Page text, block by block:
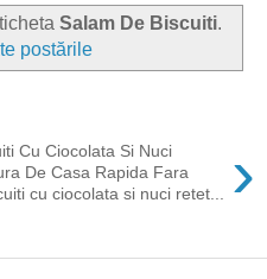
Salam De Biscuiti.
postările
›
Cu Ciocolata Si Nuci
De Casa Rapida Fara
cu ciocolata si nuci retet...